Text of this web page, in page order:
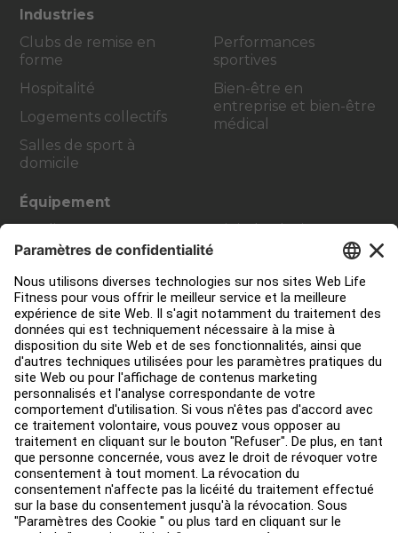
Industries
Clubs de remise en
forme
Hospitalité
Logements collectifs
Salles de sport à
domicile
Performances
sportives
Bien-être en
entreprise et bien-être
médical
Équipement
Cardio
Strength Training
Accessoires
Digital Solutions
Contact Service
Aménagement de club
Centre de services
Centre d’éducation
Environ
Trouver un distributeur
Find a Store